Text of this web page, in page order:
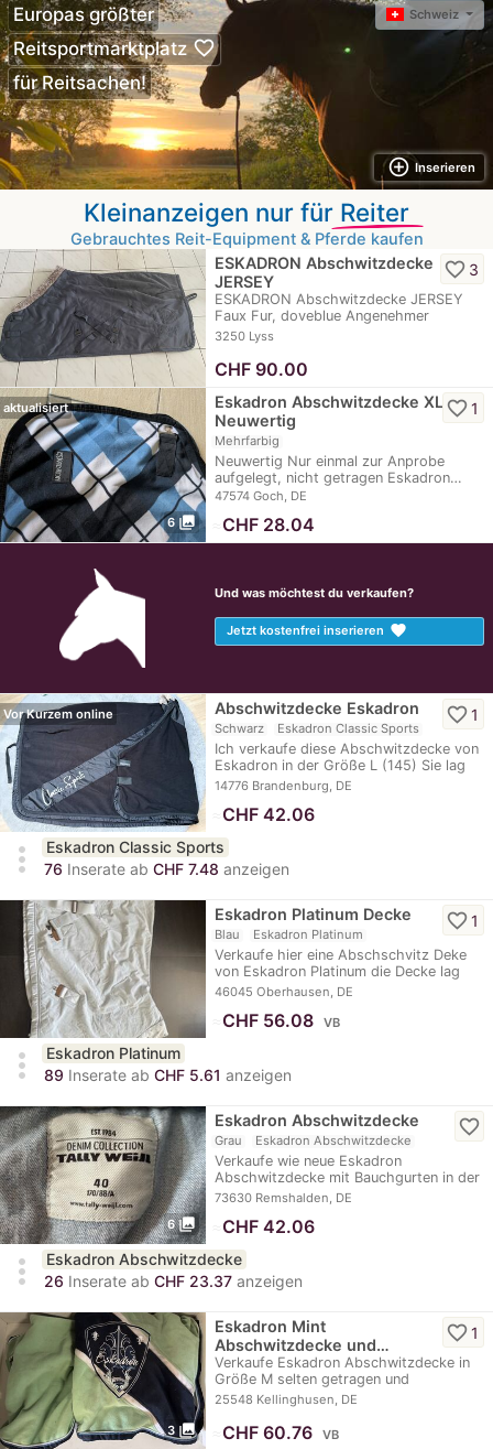
Schweiz
Europas größter
Reitsportmarktplatz favorite_border
für Reitsachen!
add_circle_outline Inserieren
Kleinanzeigen nur für Reiter
Gebrauchtes Reit-Equipment & Pferde kaufen
ESKADRON Abschwitzdecke
JERSEY
ESKADRON Abschwitzdecke JERSEY
Faux Fur, doveblue Angenehmer
Wohlfühlkomfort dank…
3250 Lyss
favorite_border 3
CHF90.00
6 photo_library
aktualisiert
Eskadron Abschwitzdecke XL
Neuwertig
Mehrfarbig
Neuwertig Nur einmal zur Anprobe
aufgelegt, nicht getragen Eskadron…
47574 Goch, DE
favorite_border1
CHF 28.04
Und was möchtest du verkaufen?
Jetzt kostenfrei inserieren favorite
Vor Kurzem online Abschwitzdecke Eskadron
Schwarz Eskadron Classic Sports
Ich verkaufe diese Abschwitzdecke von
Eskadron in der Größe L (145) Sie lag
2-3 mal…
14776 Brandenburg, DE
favorite_border1
CHF 42.06
more_vert
Eskadron Classic Sports
76 Inserate ab CHF 7.48 anzeigen
Eskadron Platinum Decke
Blau Eskadron Platinum
Verkaufe hier eine Abschschvitz Deke
von Eskadron Platinum die Decke lag
einmal auf…
46045 Oberhausen, DE
favorite_border1
CHF 56.08 VB
more_vert
Eskadron Platinum
89 Inserate ab CHF 5.61 anzeigen
6 photo_library
Eskadron Abschwitzdecke
Grau Eskadron Abschwitzdecke
Verkaufe wie neue Eskadron
Abschwitzdecke mit Bauchgurten in der
Größe 155
73630 Remshalden, DE
favorite_border
CHF 42.06
more_vert
Eskadron Abschwitzdecke
26 Inserate ab CHF 23.37 anzeigen
3 photo_library
Eskadron Mint
Abschwitzdecke und…
Verkaufe Eskadron Abschwitzdecke in
Größe M selten getragen und
ungewaschen Mit…
25548 Kellinghusen, DE
favorite_border1
CHF 60.76 VB